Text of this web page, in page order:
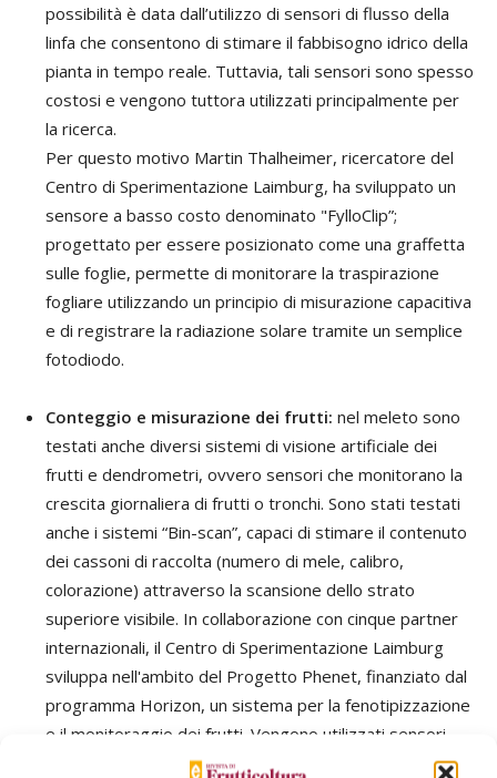
possibilità è data dall’utilizzo di sensori di flusso della
linfa che consentono di stimare il fabbisogno idrico della
pianta in tempo reale. Tuttavia, tali sensori sono spesso
costosi e vengono tuttora utilizzati principalmente per
la ricerca.
Per questo motivo Martin Thalheimer, ricercatore del
Centro di Sperimentazione Laimburg, ha sviluppato un
sensore a basso costo denominato "FylloClip”;
progettato per essere posizionato come una graffetta
sulle foglie, permette di monitorare la traspirazione
fogliare utilizzando un principio di misurazione capacitiva
e di registrare la radiazione solare tramite un semplice
fotodiodo.
Conteggio e misurazione dei frutti: nel meleto sono
testati anche diversi sistemi di visione artificiale dei
frutti e dendrometri, ovvero sensori che monitorano la
crescita giornaliera di frutti o tronchi. Sono stati testati
anche i sistemi “Bin-scan”, capaci di stimare il contenuto
dei cassoni di raccolta (numero di mele, calibro,
colorazione) attraverso la scansione dello strato
superiore visibile. In collaborazione con cinque partner
internazionali, il Centro di Sperimentazione Laimburg
sviluppa nell'ambito del Progetto Phenet, finanziato dal
programma Horizon, un sistema per la fenotipizzazione
e il monitoraggio dei frutti. Vengono utilizzati sensori
LIDAR e telecamere RGB per rilevare frutti, singoli